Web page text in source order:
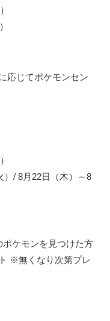
応じてポケモンセン
）/ 8月22日（木）～8
ケモンを見つけた方
※無くなり次第プレ